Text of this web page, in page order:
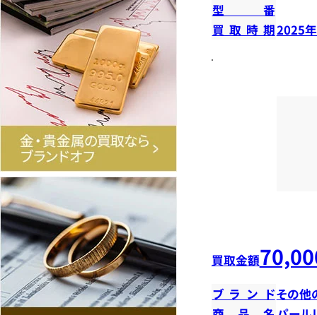
型番
買取時期2025
買取金額
ブランドその他